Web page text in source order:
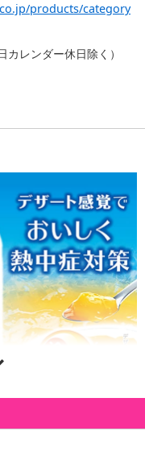
products/category
レンダー休日除く）